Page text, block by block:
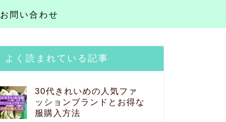
お問い合わせ
よく読まれている記事
30代きれいめの人気ファ
ッションブランドとお得な
服購入方法